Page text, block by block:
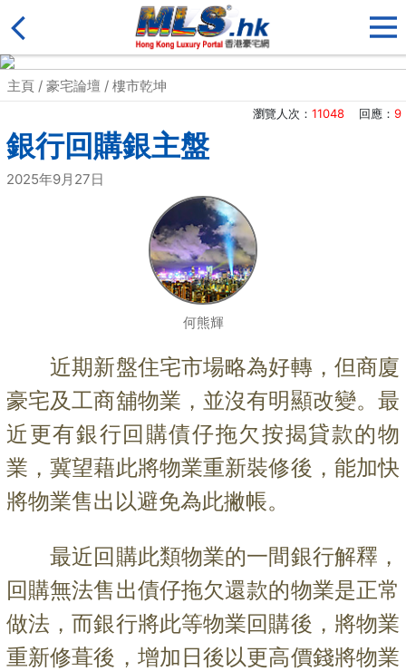
主頁 / 豪宅論壇 / 樓市乾坤
瀏覽人次： 11048 回應： 9
銀行回購銀主盤
2025年9月27日
何熊輝
近期新盤住宅市場略為好轉，但商廈
豪宅及工商舖物業，並沒有明顯改變。最
近更有銀行回購債仔拖欠按揭貸款的物
業，冀望藉此將物業重新裝修後，能加快
將物業售出以避免為此撇帳。
最近回購此類物業的一間銀行解釋，
回購無法售出債仔拖欠還款的物業是正常
做法，而銀行將此等物業回購後，將物業
重新修葺後，增加日後以更高價錢將物業